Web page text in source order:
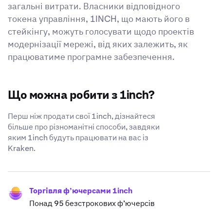
загальні витрати. Власники відповідного
токена управління, 1INCH, що мають його в
стейкінгу, можуть голосувати щодо проектів
модернізації мережі, від яких залежить, як
працюватиме програмне забезпечення.
Що можна робити з 1inch?
Перш ніж продати свої 1inch, дізнайтеся
більше про різноманітні способи, завдяки
яким 1inch будуть працювати на вас із
Kraken.
Торгівля ф’ючерсами 1inch
Понад 95 безстрокових ф’ючерсів